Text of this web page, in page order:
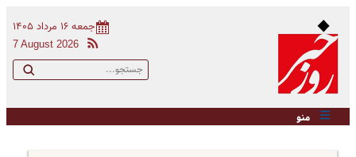
جمعه ۱۶ مرداد ۱۴۰۵
7 August 2026
منو